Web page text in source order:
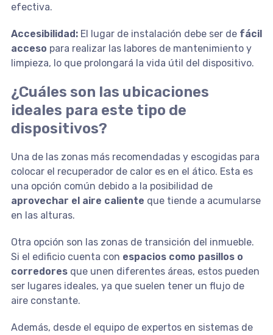
efectiva.
Accesibilidad: El lugar de instalación debe ser de fácil
acceso para realizar las labores de mantenimiento y
limpieza, lo que prolongará la vida útil del dispositivo.
¿Cuáles son las ubicaciones
ideales para este tipo de
dispositivos?
Una de las zonas más recomendadas y escogidas para
colocar el recuperador de calor es en el ático. Esta es
una opción común debido a la posibilidad de
aprovechar el aire caliente que tiende a acumularse
en las alturas.
Otra opción son las zonas de transición del inmueble.
Si el edificio cuenta con espacios como pasillos o
corredoresque unen diferentes áreas, estos pueden
ser lugares ideales, ya que suelen tener un flujo de
aire constante.
Además, desde el equipo de expertos en sistemas de